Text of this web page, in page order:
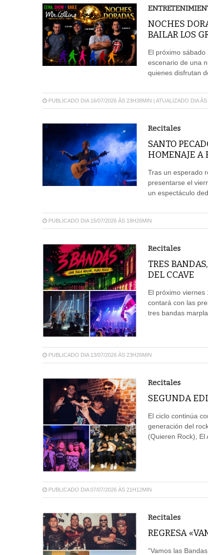
NOCHES
BAILAR LOS
El próximo
escenario de una
quienes disfrutan
PUBLICADO DIA 16/07/2026 ÀS 23H38MIN | ATUALIZADO DIA
Recitales
SANTO
HOMENAJE A
Tras un esperado
presentarse el
un espectáculo
PUBLICADO DIA 15/07/2026 ÀS 18H26MIN
Recitales
TRES
DEL CCAVE
El próximo viernes
contará con las
tres bandas
PUBLICADO DIA 13/07/2026 ÀS 23H26MIN
Recitales
SEGUNDA
El ciclo continúa
generación del
(Quieren Rock), El
PUBLICADO DIA 07/07/2026 ÀS 21H12MIN
Recitales
REGRESA
“Vamos las